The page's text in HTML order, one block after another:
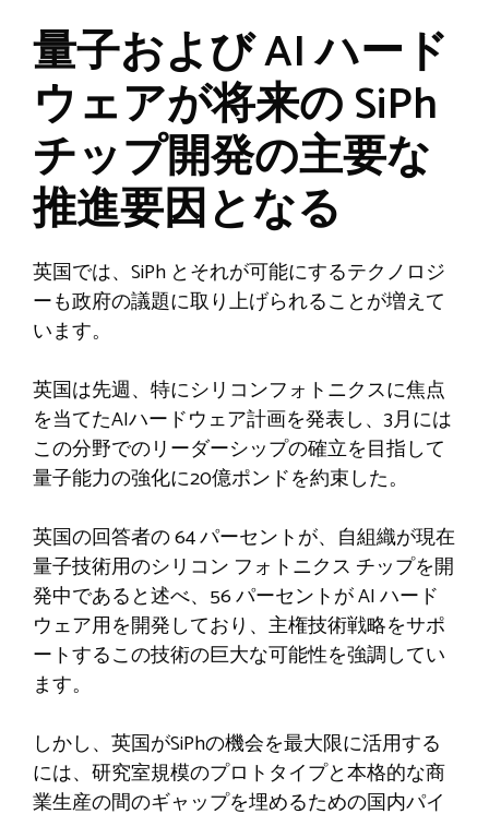
量子および AI ハード
ウェアが将来の SiPh
チップ開発の主要な
推進要因となる
英国では、SiPh とそれが可能にするテクノロジ
ーも政府の議題に取り上げられることが増えて
います。
英国は先週、特にシリコンフォトニクスに焦点
を当てたAIハードウェア計画を発表し、3月には
この分野でのリーダーシップの確立を目指して
量子能力の強化に20億ポンドを約束した。
英国の回答者の 64 パーセントが、自組織が現在
量子技術用のシリコン フォトニクス チップを開
発中であると述べ、56 パーセントが AI ハード
ウェア用を開発しており、主権技術戦略をサポ
ートするこの技術の巨大な可能性を強調してい
ます。
しかし、英国がSiPhの機会を最大限に活用する
には、研究室規模のプロトタイプと本格的な商
業生産の間のギャップを埋めるための国内パイ